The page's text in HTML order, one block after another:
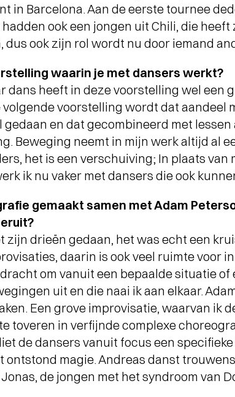
Interview
OP SCANDINAVISCH
AVONTUUR MET VIER
TOPMUSICI-
in Barcelona. Aan de eerste tournee
ook een jongen uit Chili, die
dus ook zijn rol wordt nu door iemand
waarin je met dansers werkt?
dans heeft in deze voorstelling wel een
voorstelling wordt dat aandeel
en dat gecombineerd met
Beweging neemt in mijn werk altijd al
het is een verschuiving; In plaats van
ik nu vaker met dansers die ook
gemaakt samen met Adam
zijn drieën gedaan, het was echt een
daarin is ook veel ruimte voor
om vanuit een bepaalde situatie of
uit en die naai ik aan elkaar.
Een grove improvisatie, waarvan ik
toveren in verfijnde complexe
de dansers vanuit focus een
ontstond magie. Andreas danst
de jongen met het syndroom van